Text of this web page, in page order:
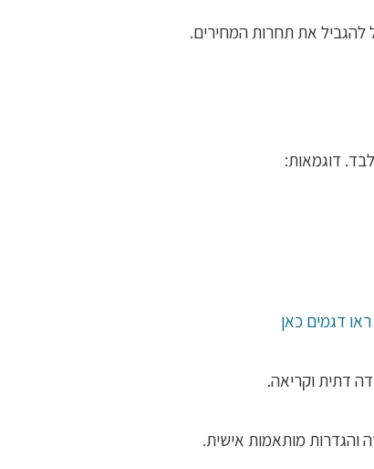
להגביל את תחרות המחירים.
דוגמאות:
ראו דגמים כאן
דתית וקריאה.
והגדרות מותאמות אישית.